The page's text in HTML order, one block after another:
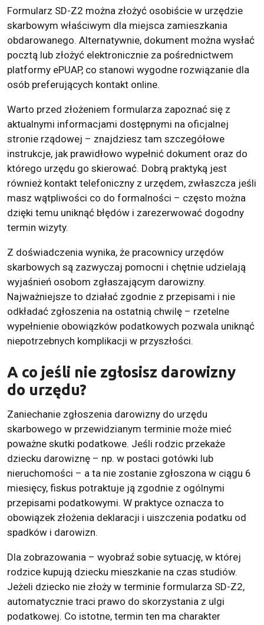
Formularz SD-Z2 można złożyć osobiście w urzędzie
skarbowym właściwym dla miejsca zamieszkania
obdarowanego. Alternatywnie, dokument można wysłać
pocztą lub złożyć elektronicznie za pośrednictwem
platformy ePUAP, co stanowi wygodne rozwiązanie dla
osób preferujących kontakt online.
Warto przed złożeniem formularza zapoznać się z
aktualnymi informacjami dostępnymi na oficjalnej
stronie rządowej – znajdziesz tam szczegółowe
instrukcje, jak prawidłowo wypełnić dokument oraz do
którego urzędu go skierować. Dobrą praktyką jest
również kontakt telefoniczny z urzędem, zwłaszcza jeśli
masz wątpliwości co do formalności – często można
dzięki temu uniknąć błędów i zarezerwować dogodny
termin wizyty.
Z doświadczenia wynika, że pracownicy urzędów
skarbowych są zazwyczaj pomocni i chętnie udzielają
wyjaśnień osobom zgłaszającym darowizny.
Najważniejsze to działać zgodnie z przepisami i nie
odkładać zgłoszenia na ostatnią chwilę – rzetelne
wypełnienie obowiązków podatkowych pozwala uniknąć
niepotrzebnych komplikacji w przyszłości.
A co jeśli nie zgłosisz darowizny
do urzędu?
Zaniechanie zgłoszenia darowizny do urzędu
skarbowego w przewidzianym terminie może mieć
poważne skutki podatkowe. Jeśli rodzic przekaże
dziecku darowiznę – np. w postaci gotówki lub
nieruchomości – a ta nie zostanie zgłoszona w ciągu 6
miesięcy, fiskus potraktuje ją zgodnie z ogólnymi
przepisami podatkowymi. W praktyce oznacza to
obowiązek złożenia deklaracji i uiszczenia podatku od
spadków i darowizn.
Dla zobrazowania – wyobraź sobie sytuację, w której
rodzice kupują dziecku mieszkanie na czas studiów.
Jeżeli dziecko nie złoży w terminie formularza SD-Z2,
automatycznie traci prawo do skorzystania z ulgi
podatkowej. Co istotne, termin ten ma charakter